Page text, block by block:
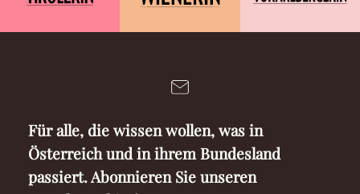
Für alle, die wissen wollen, was in
Österreich und in ihrem Bundesland
passiert. Abonnieren Sie unseren